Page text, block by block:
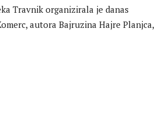
Travnik organizirala je danas
autora Bajruzina Hajre Planjca,